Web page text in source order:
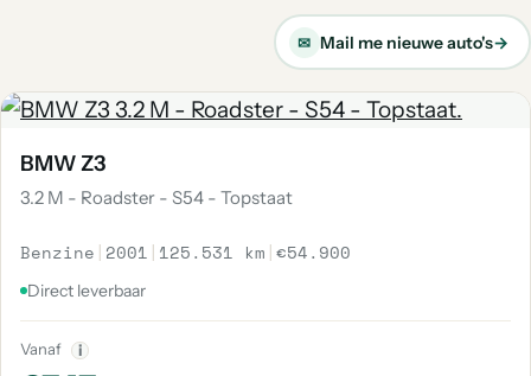
✉ Mail me nieuwe auto's→
BMW Z3
3.2 M - Roadster - S54 - Topstaat
Benzine | 2001 | 125.531 km |€54.900
Direct leverbaar
Vanaf i